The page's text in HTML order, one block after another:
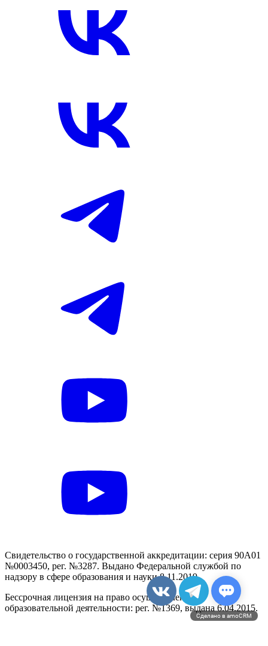
Свидетельство о государственной аккредитации: серия 90А01
№0003450, рег. №3287. Выдано Федеральной службой по
надзору в сфере образования и науки 8.11.2019.
Бессрочная лицензия на право осуществления
образовательной деятельности: рег. №1369, выдана 6.04.2015.
Сделано в amoCRM